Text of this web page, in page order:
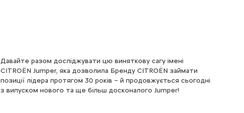
Давайте разом досліджувати цю виняткову сагу імені
CITROЁN Jumper, яка дозволила Бренду CITROЁN займати
позиції лідера протягом 30 років – й продовжується сьогодні
з випуском нового та ще більш досконалого Jumper!